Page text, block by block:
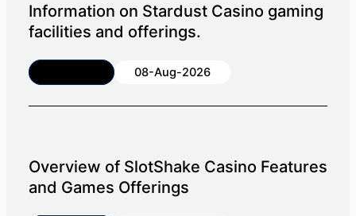
Information on Stardust Casino gaming
facilities and offerings.
08-Aug-2026
Overview of SlotShake Casino Features
and Games Offerings